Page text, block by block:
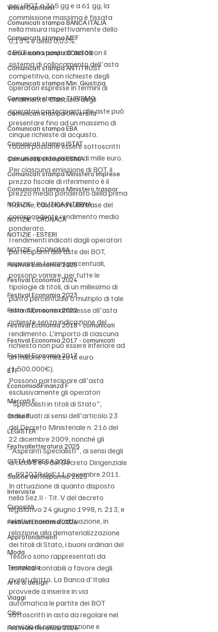
Visual Capitalist
Comunicati stampa BANCA ITALIA
Comunicati stampa MEF
Comunicati stampa CONSOB
Comunicati stampa ANTITRUST
Comunicati stampa Min. Giustizia
Comunicati stampa TURISMO
Comunicati stampa Università
Comunicati stampa EBA
Comunicati stampa ISTAT
Comunicati stampa ESMA
Comunicati stampa Ministero Imprese
Comunicati stampa Ministero traspor
NOTIZIE - POLITICA INTERNA
NOTIZIE - CRONACA
NOTIZIE - ESTERI
NOTIZIE - ECONOMIA
Festival Economia 2025
Festival Economia 2024
Festival Economia 2023
Festival Economia 2022
Festival Economia 2018 - comunicati
Festival Economia 2017 - comunicati
Festival Economia 2017
ETF
Economia&Finanza F
Mercati F
Cross F
LEGISTER
Festivalletteratura 2025
CITTÀ IMPRESA 2025
Salone del Risparmio 2025
Interviste
Curiosità
Festival Economia 2026
Approfondimenti
Moda
Tecnologia
Arte & design
Viaggi
Cibo
Festivaletteratura 2026
per i BOT a 365 gg e a 61 gg, la
commissione massima è fissata
nella misura rispettivamente dello
0,15% e dello 0,03%.
I BOT sono posti all'asta con il
sistema di collocamento dell'asta
competitiva, con richieste degli
operatori espresse in termini di
rendimento. Ciascuno degli
operatori partecipanti alle aste può
presentare fino ad un massimo di
cinque richieste di acquisto.
I buoni possono essere sottoscritti
per un importo minimo di mille euro.
Per ciascuna emissione di BOT, il
prezzo fiscale di riferimento è il
prezzo medio ponderato della prima
tranche, calcolato sulla base del
corrispondente rendimento medio
ponderato.
I rendimenti indicati dagli operatori
partecipanti alle aste dei BOT,
espressi in termini percentuali,
possono variare, per tutte le
tipologie di titoli, di un millesimo di
punto percentuale o multiplo di tale
cifra. Non sono ammesse all'asta
richieste senza indicazione del
rendimento. L'importo di ciascuna
richiesta non può essere inferiore ad
un milione e mezzo di euro
(1.500.000€).
Possono partecipare all'asta
esclusivamente gli operatori
"Specialisti in titoli di Stato",
individuati ai sensi dell'articolo 23
del Decreto Ministeriale n. 216 del
22 dicembre 2009, nonché gli
"Aspiranti Specialisti", ai sensi degli
articoli 5 e 6 del Decreto Dirigenziale
n. 993039 dell'11 novembre 2011.
In attuazione di quanto disposto
nella Sez.II - Tit. V del decreto
legislativo 24 giugno 1998, n. 213, e
relative norme di attuazione, in
relazione alla dematerializzazione
dei titoli di Stato, i buoni ordinari del
Tesoro sono rappresentati da
iscrizioni contabili a favore degli
aventi diritto. La Banca d'Italia
provvede a inserire in via
automatica le partite dei BOT
sottoscritti in asta da regolare nel
servizio di compensazione e